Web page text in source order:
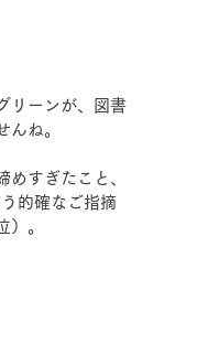
リーンが、図書
ね。
すぎたこと、
的確なご指摘
）。